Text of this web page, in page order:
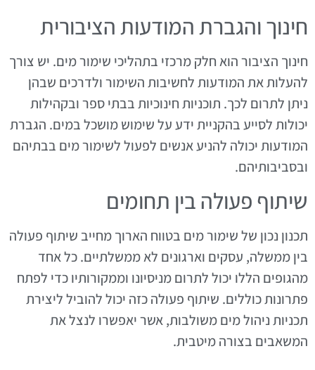
חינוך והגברת המודעות הציבורית
חינוך הציבור הוא חלק מרכזי בתהליכי שימור מים. יש צורך
להעלות את המודעות לחשיבות השימור ולדרכים שבהן
ניתן לתרום לכך. תוכניות חינוכיות בבתי ספר ובקהילות
יכולות לסייע בהקניית ידע על שימוש מושכל במים. הגברת
המודעות יכולה להניע אנשים לפעול לשימור מים בבתיהם
ובסביבותיהם.
שיתוף פעולה בין תחומים
תכנון נכון של שימור מים בטווח הארוך מחייב שיתוף פעולה
בין ממשלה, עסקים וארגונים לא ממשלתיים. כל אחד
מהגופים הללו יכול לתרום מניסיונו וממקורותיו כדי לפתח
פתרונות כוללים. שיתוף פעולה כזה יכול להוביל ליצירת
תכניות ניהול מים משולבות, אשר יאפשרו לנצל את
המשאבים בצורה מיטבית.